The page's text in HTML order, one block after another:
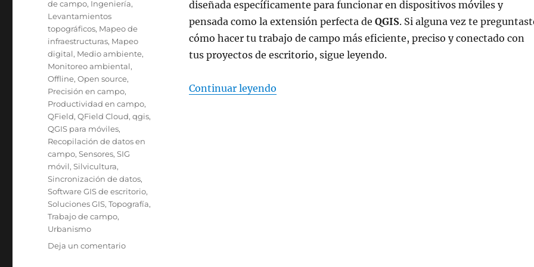
diseñada específicamente para funcionar en dispositivos móviles y
pensada como la extensión perfecta de QGIS. Si alguna vez te
cómo hacer tu trabajo de campo más eficiente, preciso y conectado con
tus proyectos de escritorio, sigue leyendo.
Continuar leyendo«¿Para qué sirve Qfield?»
de campo, Ingeniería,
Levantamientos
topográficos, Mapeo de
infraestructuras, Mapeo
digital, Medio ambiente,
Monitoreo ambiental,
Offline,Open source,
Precisión en campo,
Productividad en campo,
QField,QField Cloud,qgis,
QGIS para móviles,
Recopilación de datos en
campo,Sensores,SIG
móvil,Silvicultura,
Sincronización de datos,
Software GIS de escritorio,
Soluciones GIS,Topografía,
Trabajo de campo,
Urbanismo
Deja un comentarioen